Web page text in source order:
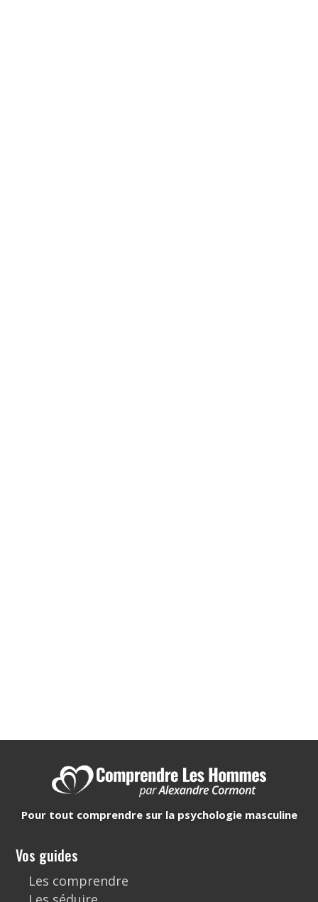
Pour tout comprendre sur la psychologie masculine
Vos guides
Les comprendre